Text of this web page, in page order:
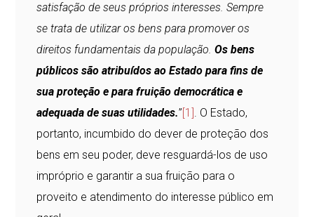
satisfação de seus próprios interesses. Sempre
se trata de utilizar os bens para promover os
direitos fundamentais da população.Os bens
públicos são atribuídos ao Estado para fins de
sua proteção e para fruição democrática e
adequada de suas utilidades.” [1] . O Estado,
portanto, incumbido do dever de proteção dos
bens em seu poder, deve resguardá-los de uso
impróprio e garantir a sua fruição para o
proveito e atendimento do interesse público em